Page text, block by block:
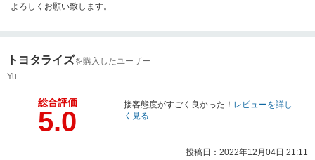
よろしくお願い致します。
トヨタライズを購入したユーザー
Yu
総合評価
5.0
接客態度がすごく良かった！ レビューを詳し
く見る
投稿日：2022年12月04日 21:11